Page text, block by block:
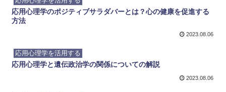
応用心理学のポジティブサラダバーとは？心の健康を促進する
方法
2023.08.06
応用心理学を活用する
応用心理学と遺伝政治学の関係についての解説
2023.08.06